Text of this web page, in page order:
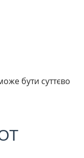
бути суттєво